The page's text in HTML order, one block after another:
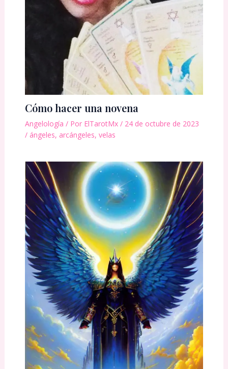
Cómo hacer una novena
Angelología / Por ElTarotMx / 24 de octubre de 2023
/ ángeles, arcángeles, velas